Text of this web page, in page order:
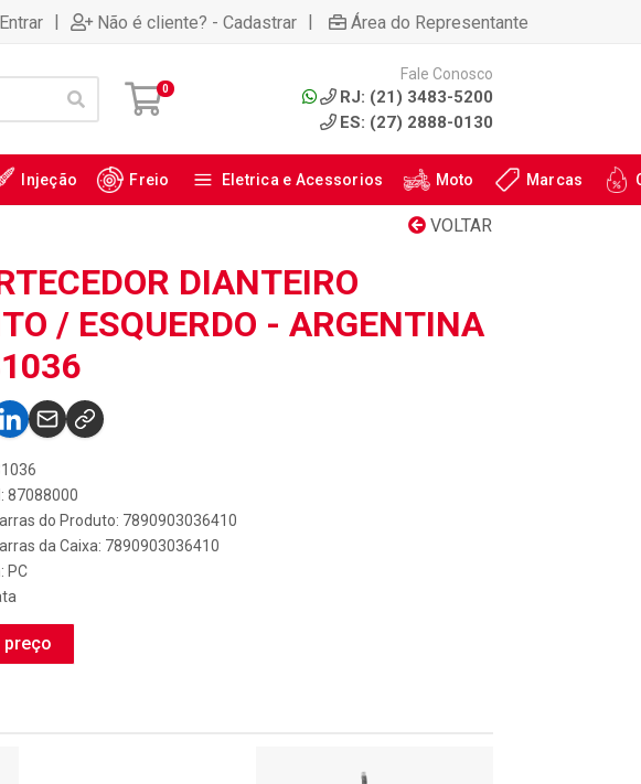
| Não é cliente? - Cadastrar | Área do Representante
0
Fale Conosco
RJ: (21) 3483-5200
ES: (27) 2888-0130
Injeção Freio Eletrica e Acessorios Moto Marcas
VOLTAR
DIANTEIRO
/ ESQUERDO - ARGENTINA
87088000
do Produto: 7890903036410
da Caixa: 7890903036410
PC
preço